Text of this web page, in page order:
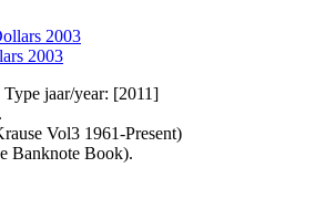
2003
jaar/year: [2011]
Vol3 1961-Present)
Banknote Book).